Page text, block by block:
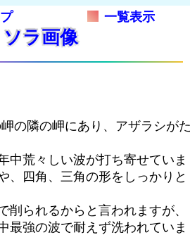
一覧表示
ソラ画像
の隣の岬にあり、アザラシが
中荒々しい波が打ち寄せていま
、四角、三角の形をしっかりと
削られるからと言われますが、
最強の波で耐えず洗われていま